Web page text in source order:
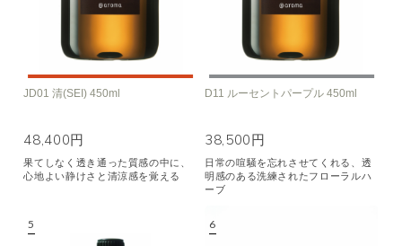
JD01 清(SEI) 450ml
48,400円
果てしなく透き通った質感の中に、
心地よい静けさと清涼感を覚える
D11 ルーセントパープル 450ml
38,500円
日常の喧騒を忘れさせてくれる、透
明感のある洗練されたフローラルハ
ーブ